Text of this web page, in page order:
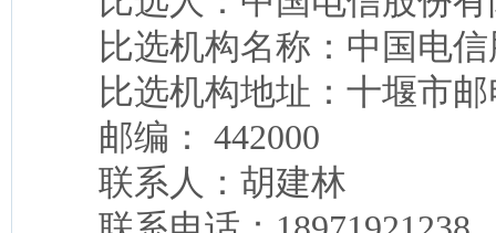
比选机构名称：中国电
比选机构地址：十堰市
邮编： 442000
联系人：胡建林